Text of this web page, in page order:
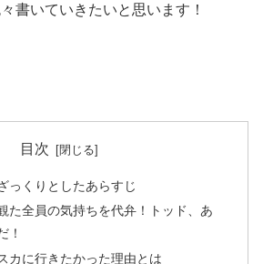
書いていきたいと思います！
目次
っくりとしたあらすじ
た全員の気持ちを代弁！トッド、あ
！
カに行きたかった理由とは